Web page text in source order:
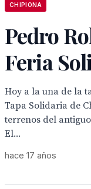
CHIPIONA
Pedro
Feria
Hoy a la una de la
Tapa Solidaria de
terrenos del
El...
hace 17 años